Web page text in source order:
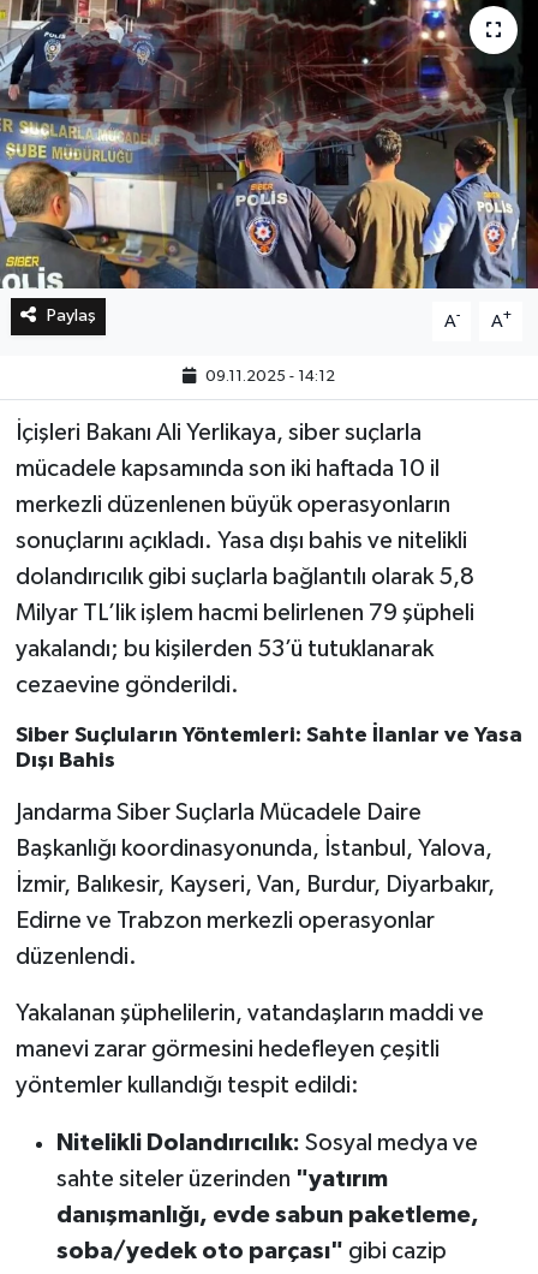
Paylaş A- A+
09.11.2025 - 14:12
İçişleri Bakanı Ali Yerlikaya, siber suçlarla
mücadele kapsamında son iki haftada 10 il
merkezli düzenlenen büyük operasyonların
sonuçlarını açıkladı. Yasa dışı bahis ve nitelikli
dolandırıcılık gibi suçlarla bağlantılı olarak 5,8
Milyar TL’lik işlem hacmi belirlenen 79 şüpheli
yakalandı; bu kişilerden 53’ü tutuklanarak
cezaevine gönderildi.
Siber Suçluların Yöntemleri: Sahte İlanlar ve Yasa
Dışı Bahis
Jandarma Siber Suçlarla Mücadele Daire
Başkanlığı koordinasyonunda, İstanbul, Yalova,
İzmir, Balıkesir, Kayseri, Van, Burdur, Diyarbakır,
Edirne ve Trabzon merkezli operasyonlar
düzenlendi.
Yakalanan şüphelilerin, vatandaşların maddi ve
manevi zarar görmesini hedefleyen çeşitli
yöntemler kullandığı tespit edildi:
Nitelikli Dolandırıcılık: Sosyal medya ve
sahte siteler üzerinden "yatırım
danışmanlığı, evde sabun paketleme,
soba/yedek oto parçası" gibi cazip
Bilim, Teknoloji